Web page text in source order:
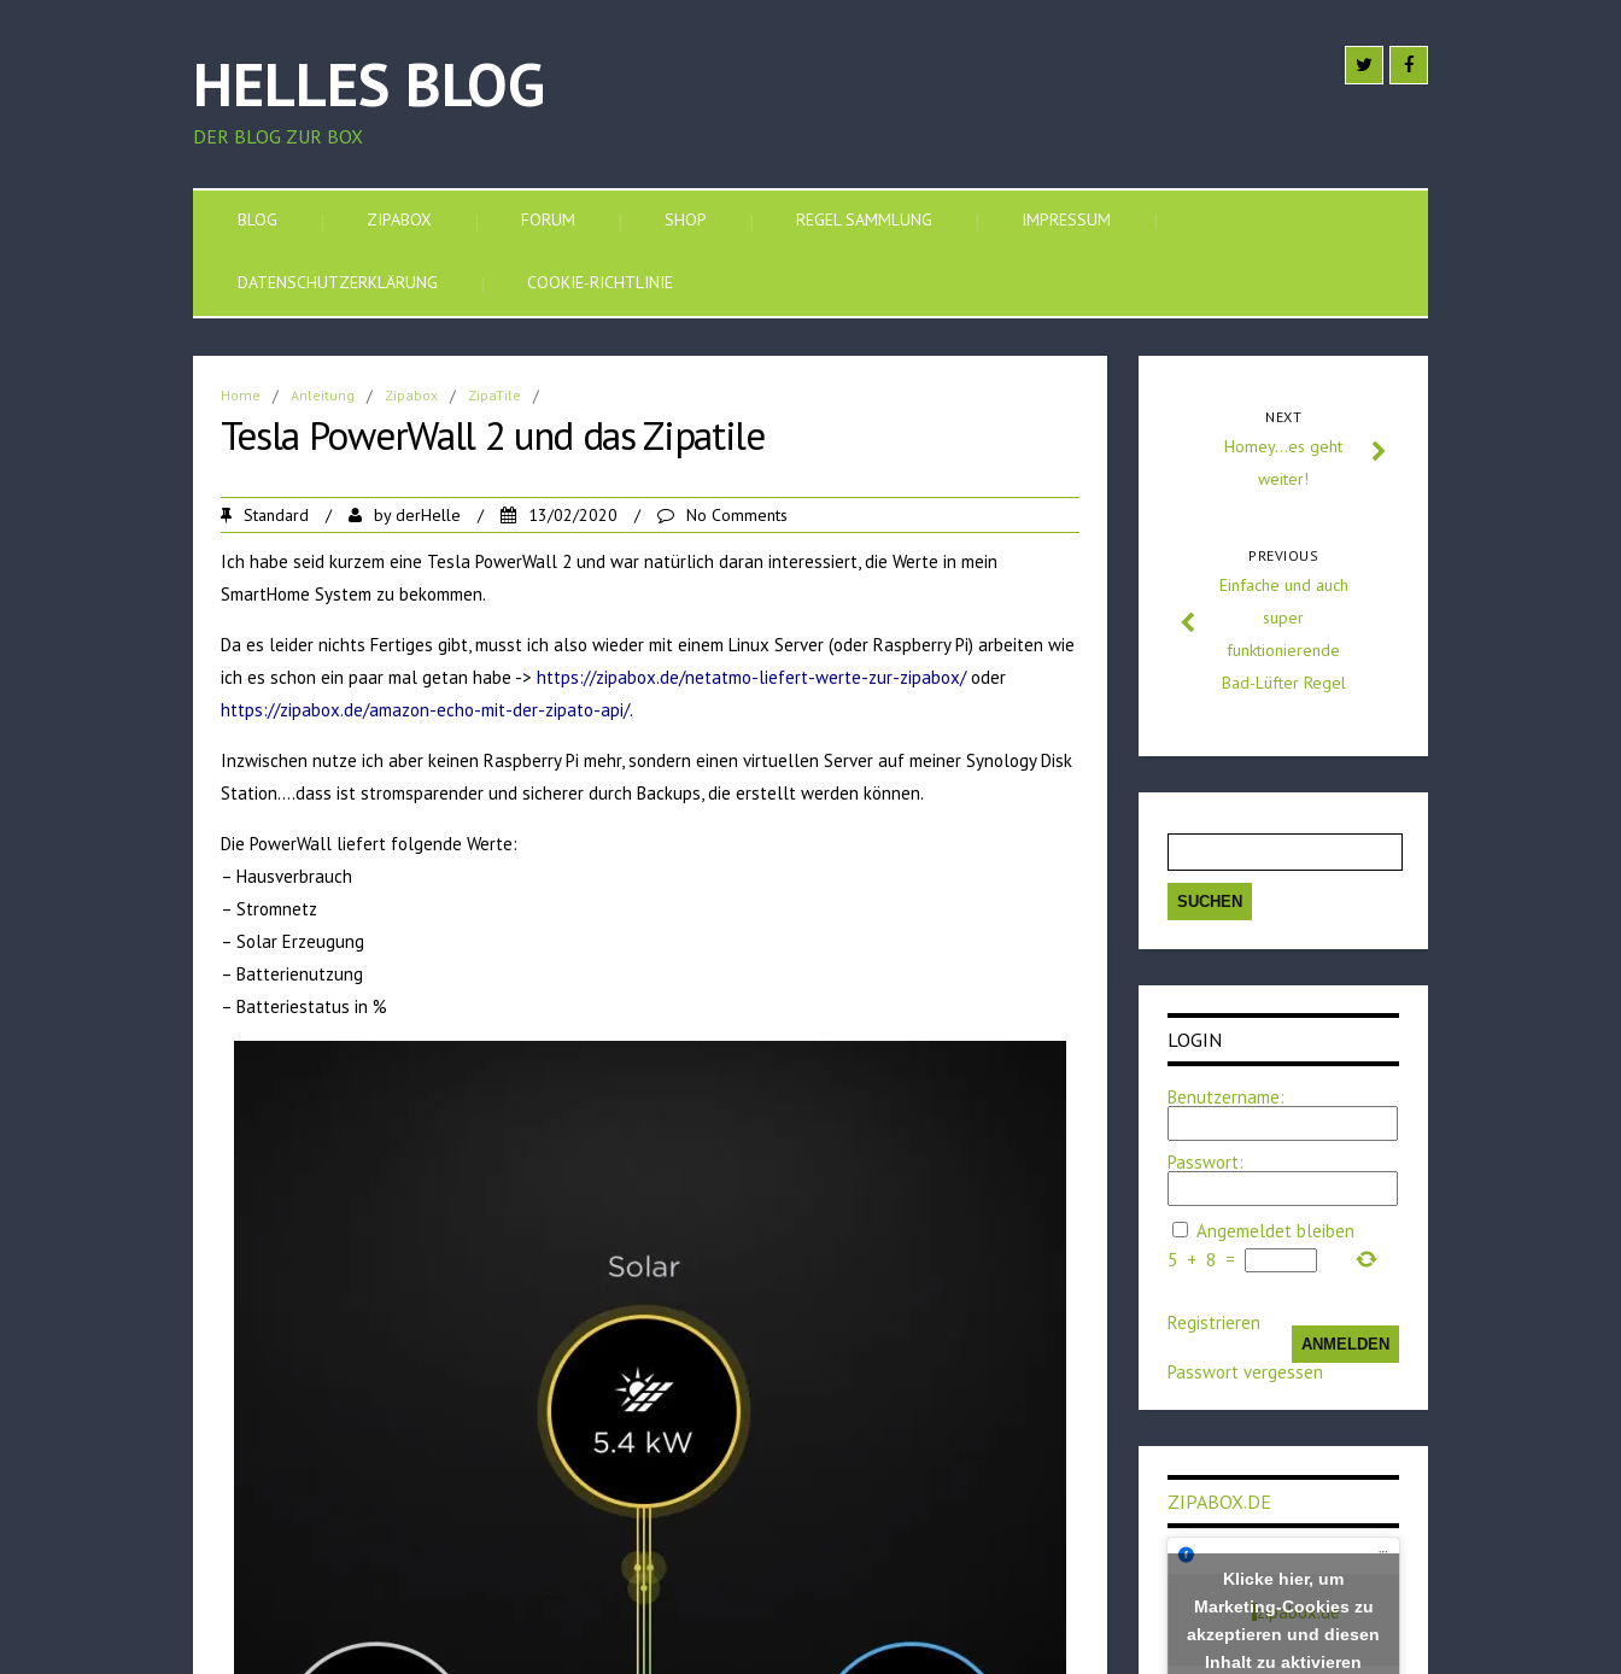
HELLES BLOG
DER BLOG ZUR BOX
BLOG ZIPABOX FORUM SHOP REGEL SAMMLUNG IMPRESSUM
DATENSCHUTZERKLÄRUNG COOKIE-RICHTLINIE
Home / Anleitung / Zipabox / ZipaTile /
Tesla PowerWall 2 und das Zipatile
Standard / byderHelle / 13/02/2020 / No Comments
Ich habe seid kurzem eine Tesla PowerWall 2 und war natürlich daran interessiert, die Werte in mein
SmartHome System zu bekommen.
Da es leider nichts Fertiges gibt, musst ich also wieder mit einem Linux Server (oder Raspberry Pi) arbeiten wie
ich es schon ein paar mal getan habe -> https://zipabox.de/netatmo-liefert-werte-zur-zipabox/oder
https://zipabox.de/amazon-echo-mit-der-zipato-api/.
Inzwischen nutze ich aber keinen Raspberry Pi mehr, sondern einen virtuellen Server auf meiner Synology Disk
Station….dass ist stromsparender und sicherer durch Backups, die erstellt werden können.
Die PowerWall liefert folgende Werte:
– Hausverbrauch
– Stromnetz
– Solar Erzeugung
– Batterienutzung
– Batteriestatus in %
NEXT
Homey…es geht
weiter!
PREVIOUS
Einfache und auch
super
funktionierende
Bad-Lüfter Regel
nach:
LOGIN
Benutzername:
Passwort:
Angemeldet bleiben
5 + 8 =
ANMELDEN
Registrieren
Passwort vergessen
ZIPABOX.DE
zipabox.de
Klicke hier, um
Marketing-Cookies zu
akzeptieren und diesen
Inhalt zu aktivieren